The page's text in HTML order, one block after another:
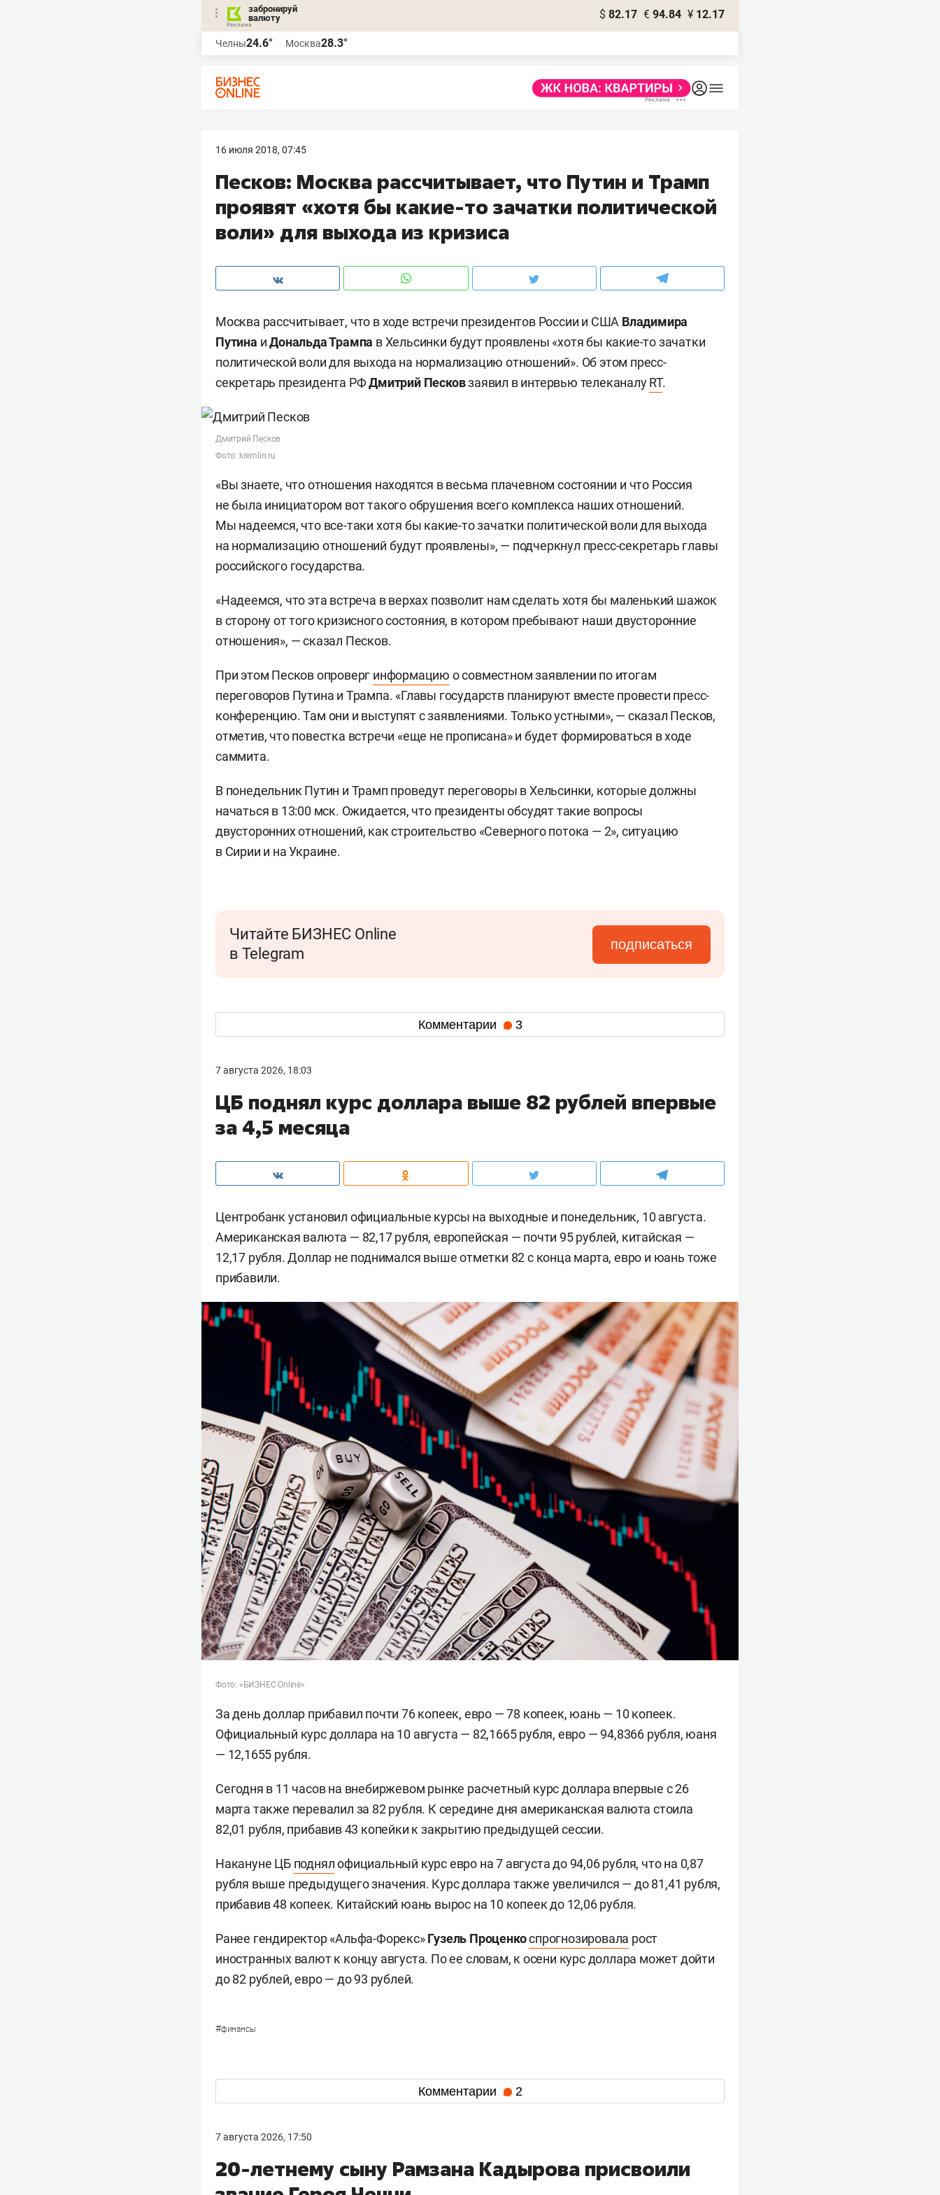
забронируй
валюту
$ 82.17 € 94.84 ¥ 12.17
Челны24.6° Москва28.3°
16 июля 2018, 07:45
Песков: Москва рассчитывает, что Путин и Трамп
проявят «хотя бы какие-то зачатки политической
воли» для выхода из кризиса
Москва рассчитывает, что в ходе встречи президентов России и США Владимира
Путина иДональда Трампа в Хельсинки будут проявлены «хотя бы какие-то зачатки
политической воли для выхода на нормализацию отношений». Об этом пресс-
секретарь президента РФДмитрий Песковзаявил в интервью телеканалуRT.
Дмитрий Песков
Фото: kremlin.ru
«Вы знаете, что отношения находятся в весьма плачевном состоянии и что Россия
не была инициатором вот такого обрушения всего комплекса наших отношений.
Мы надеемся, что все-таки хотя бы какие-то зачатки политической воли для выхода
на нормализацию отношений будут проявлены», — подчеркнул пресс-секретарь главы
российского государства.
«Надеемся, что эта встреча в верхах позволит нам сделать хотя бы маленький шажок
в сторону от того кризисного состояния, в котором пребывают наши двусторонние
отношения», — сказал Песков.
При этом Песков опроверг информацию о совместном заявлении по итогам
переговоров Путина и Трампа. «Главы государств планируют вместе провести пресс-
конференцию. Там они и выступят с заявлениями. Только устными», — сказал Песков,
отметив, что повестка встречи «еще не прописана» и будет формироваться в ходе
саммита.
В понедельник Путин и Трамп проведут переговоры в Хельсинки, которые должны
начаться в 13:00 мск. Ожидается, что президенты обсудят такие вопросы
двусторонних отношений, как строительство «Северного потока — 2», ситуацию
в Сирии и на Украине.
Читайте БИЗНЕС Online
в Telegram
подписаться
Комментарии 3
7 августа 2026, 18:03
ЦБ поднял курс доллара выше 82 рублей впервые
за 4,5 месяца
Центробанк установил официальные курсы на выходные и понедельник, 10 августа.
Американская валюта — 82,17 рубля, европейская — почти 95 рублей, китайская —
12,17 рубля. Доллар не поднимался выше отметки 82 с конца марта, евро и юань тоже
прибавили.
Фото: «БИЗНЕС Online»
За день доллар прибавил почти 76 копеек, евро — 78 копеек, юань — 10 копеек.
Официальный курс доллара на 10 августа — 82,1665 рубля, евро — 94,8366 рубля, юаня
— 12,1655 рубля.
Сегодня в 11 часов на внебиржевом рынке расчетный курс доллара впервые с 26
марта также перевалил за 82 рубля. К середине дня американская валюта стоила
82,01 рубля, прибавив 43 копейки к закрытию предыдущей сессии.
Накануне ЦБ поднялофициальный курс евро на 7 августа до 94,06 рубля, что на 0,87
рубля выше предыдущего значения. Курс доллара также увеличился — до 81,41 рубля,
прибавив 48 копеек. Китайский юань вырос на 10 копеек до 12,06 рубля.
Ранее гендиректор «Альфа-Форекс»Гузель Проценкоспрогнозировала рост
иностранных валют к концу августа. По ее словам, к осени курс доллара может дойти
до 82 рублей, евро — до 93 рублей.
#финансы
Комментарии 2
7 августа 2026, 17:50
20-летнему сыну Рамзана Кадырова присвоили